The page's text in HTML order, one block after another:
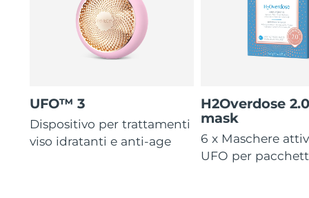
UFO™ 3
Dispositivo per trattamenti
viso idratanti e anti-age
H2Overdose
mask
6 x Maschere
UFO per